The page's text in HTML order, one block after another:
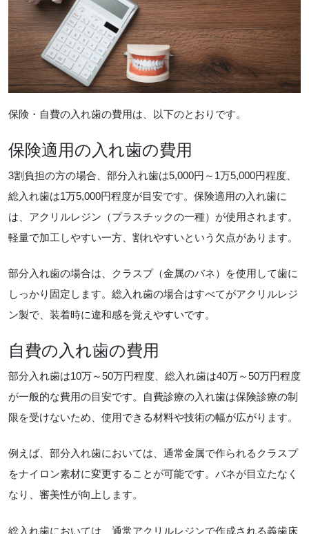
保険・自費の入れ歯の費用は、以下のとおりです。
保険適用の入れ歯の費用
3割負担の方の場合、部分入れ歯は5,000円～1万5,000円程度、
総入れ歯は1万5,000円程度が目安です。保険適用の入れ歯に
は、アクリルレジン（プラスチックの一種）が使用されます。
軽量で加工しやすい一方、割れやすいという欠点があります。
部分入れ歯の場合は、クラスプ（金属のバネ）を使用して歯に
しっかり固定します。総入れ歯の場合はすべてがアクリルレジ
ン製で、装着時に違和感を覚えやすいです。
自費の入れ歯の費用
部分入れ歯は10万～50万円程度、総入れ歯は40万～50万円程度
が一般的な費用の目安です。自費診療の入れ歯は保険診療の制
限を受けないため、使用できる材料や技術の幅が広がります。
例えば、部分入れ歯においては、通常金属で作られるクラスプ
をナイロン素材に変更することが可能です。バネが目立たなく
なり、審美性が向上します。
総入れ歯においては、通常アクリルレジンで作成される義歯床